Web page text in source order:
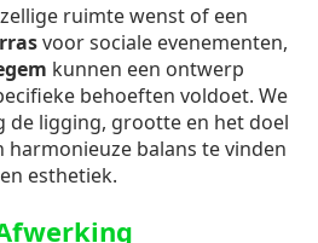
ruimte wenst of een
voor sociale evenementen,
kunnen een ontwerp
behoeften voldoet. We
de ligging, grootte en het doel
harmonieuze balans te vinden
esthetiek.